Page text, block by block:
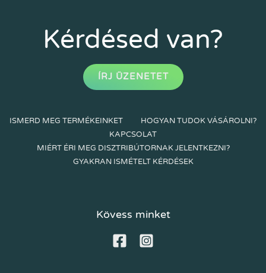
Kérdésed van?
ÍRJ ÜZENETET
ISMERD MEG TERMÉKEINKET
HOGYAN TUDOK VÁSÁROLNI?
KAPCSOLAT
MIÉRT ÉRI MEG DISZTRIBÚTORNAK JELENTKEZNI?
GYAKRAN ISMÉTELT KÉRDÉSEK
Kövess minket